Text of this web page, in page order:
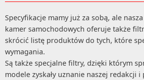
Specyfikacje mamy już za sobą, ale
kamer samochodowych oferuje także
skrócić listę produktów do tych, które
wymagania.
Są także specjalne filtry, dzięki którym
modele zyskały uznanie naszej redakcji i